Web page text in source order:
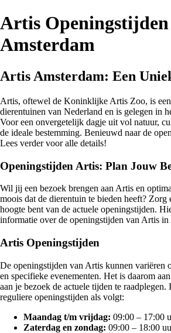
Artis
Amsterdam
Artis Amsterdam: Een
Artis, oftewel de Koninklijke Artis Zoo, is
dierentuinen van Nederland en is gelegen in
Voor een onvergetelijk dagje uit vol natuur,
de ideale bestemming. Benieuwd naar de
Lees verder voor alle details!
Openingstijden Artis: Plan Jouw
Wil jij een bezoek brengen aan Artis en
moois dat de dierentuin te bieden heeft? Zorg
hoogte bent van de actuele openingstijden.
informatie over de openingstijden van Artis in
Artis Openingstijden
De openingstijden van Artis kunnen variëren
en specifieke evenementen. Het is daarom
aan je bezoek de actuele tijden te raadplegen.
reguliere openingstijden als volgt:
Maandag t/m vrijdag: 09:00 – 17:00
Zaterdag en zondag: 09:00 – 18:00